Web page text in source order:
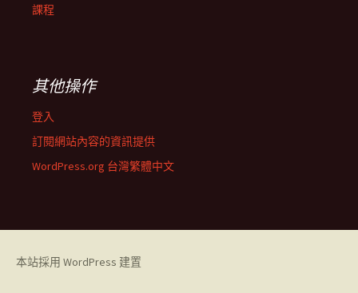
課程
其他操作
登入
訂閱網站內容的資訊提供
WordPress.org 台灣繁體中文
本站採用 WordPress 建置